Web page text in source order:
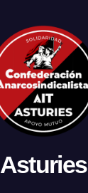
Asturies